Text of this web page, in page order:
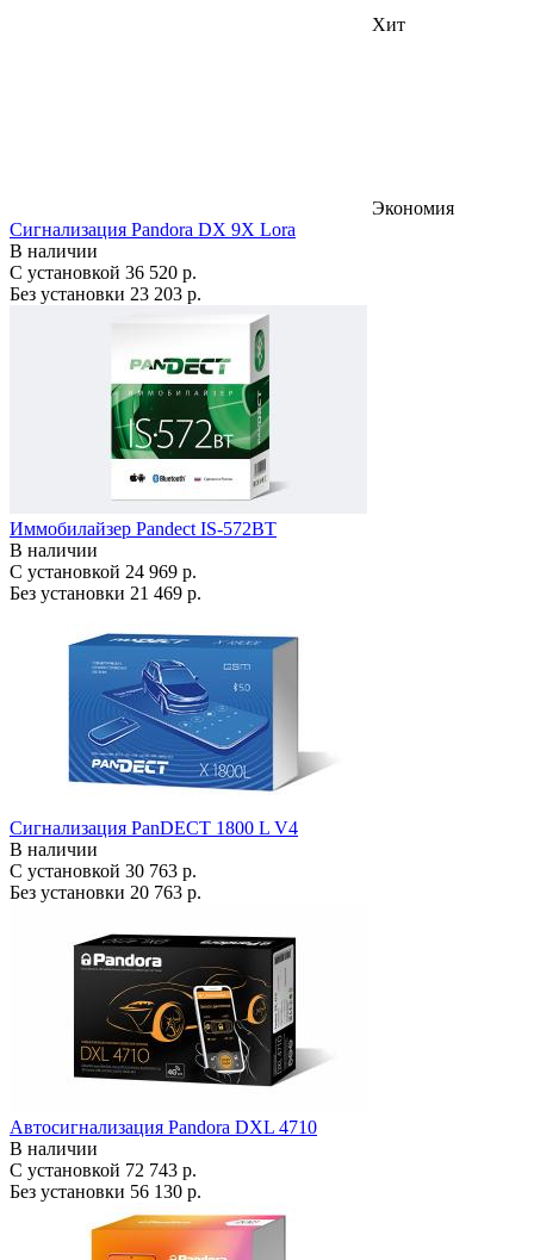
Хит
Экономия
Сигнализация Pandora DX 9X Lora
В наличии
С установкой 36 520 р.
Без установки 23 203 р.
Иммобилайзер Pandect IS-572BT
В наличии
С установкой 24 969 р.
Без установки 21 469 р.
Сигнализация PanDECT 1800 L V4
В наличии
С установкой 30 763 р.
Без установки 20 763 р.
Автосигнализация Pandora DXL 4710
В наличии
С установкой 72 743 р.
Без установки 56 130 р.